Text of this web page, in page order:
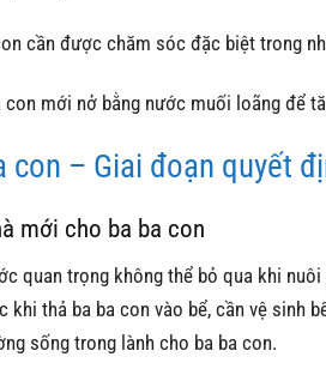
cần được chăm sóc đặc biệt trong
mới nở bằng nước muối loãng để
con – Giai đoạn quyết
mới cho ba ba con
quan trọng không thể bỏ qua khi
thả ba ba con vào bể, cần vệ sinh
sống trong lành cho ba ba con.